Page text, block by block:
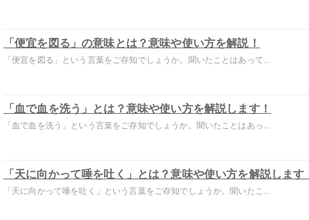
「便宜を図る」の意味とは？意味や使い方を解説！
「便宜を図る」という言葉をご存知でしょうか。聞いたことはあって...
「血で血を洗う」とは？意味や使い方を解説します！
「血で血を洗う」という言葉をご存知でしょうか。聞いたことはあっ...
「天に向かって唾を吐く」とは？意味や使い方を解説します
「天に向かって唾を吐く」という言葉をご存知でしょうか。聞いたこ...